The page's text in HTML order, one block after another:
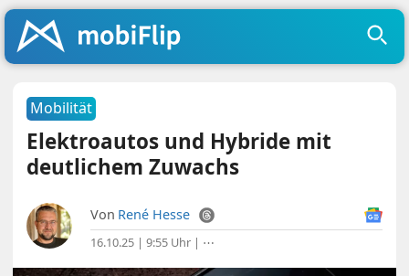
Mobilität
Elektroautos und Hybride mit
deutlichem Zuwachs
Von René Hesse
16.10.25 | 9:55 Uhr | ⋯